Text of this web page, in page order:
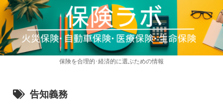
保険を合理的･経済的に選ぶための情報
告知義務